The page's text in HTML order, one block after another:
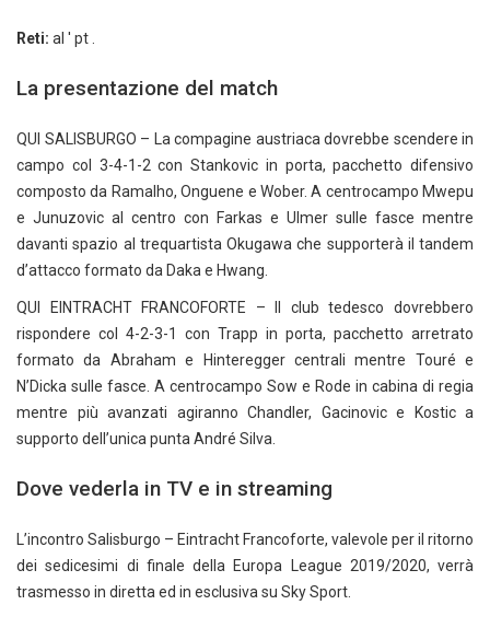
Reti: al ' pt .
La presentazione del match
QUI SALISBURGO – La compagine austriaca dovrebbe scendere in
campo col 3-4-1-2 con Stankovic in porta, pacchetto difensivo
composto da Ramalho, Onguene e Wober. A centrocampo Mwepu
e Junuzovic al centro con Farkas e Ulmer sulle fasce mentre
davanti spazio al trequartista Okugawa che supporterà il tandem
d’attacco formato da Daka e Hwang.
QUI EINTRACHT FRANCOFORTE – Il club tedesco dovrebbero
rispondere col 4-2-3-1 con Trapp in porta, pacchetto arretrato
formato da Abraham e Hinteregger centrali mentre Touré e
N’Dicka sulle fasce. A centrocampo Sow e Rode in cabina di regia
mentre più avanzati agiranno Chandler, Gacinovic e Kostic a
supporto dell’unica punta André Silva.
Dove vederla in TV e in streaming
L’incontro Salisburgo – Eintracht Francoforte, valevole per il ritorno
dei sedicesimi di finale della Europa League 2019/2020, verrà
trasmesso in diretta ed in esclusiva su Sky Sport.